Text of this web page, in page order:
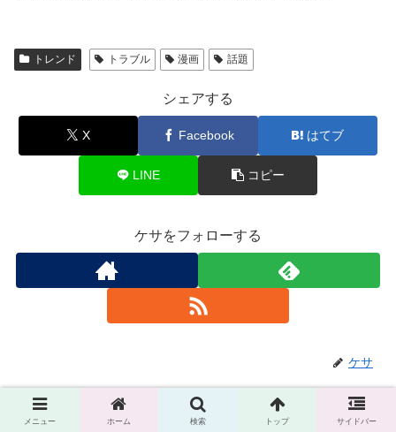
トレンド トラブル 漫画 話題
シェアする
X Facebook はてブ
LINE コピー
ケサをフォローする
ケサ
関連記事
メニュー ホーム 検索 トップ サイドバー